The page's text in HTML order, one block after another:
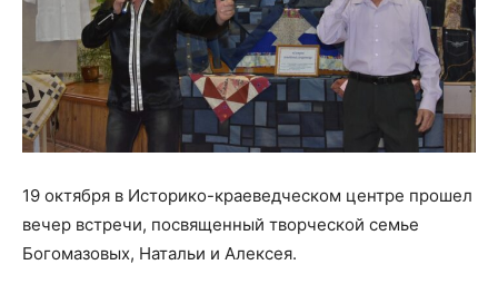
19 октября в Историко-краеведческом центре прошел
вечер встречи, посвященный творческой семье
Богомазовых, Натальи и Алексея.